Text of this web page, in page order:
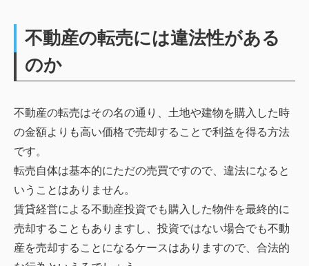
不動産の転売には違法性がある
のか
不動産の転売はその名の通り、土地や建物を購入した時
の金額よりも高い価格で売却することで利益を得る方法
です。
転売自体は基本的にただの売買ですので、違法になると
いうことはありません。
賃貸経営による不動産投資でも購入した物件を最終的に
売却することもありますし、投資ではない場合でも不動
産を売却することになるケースはありますので、合法的